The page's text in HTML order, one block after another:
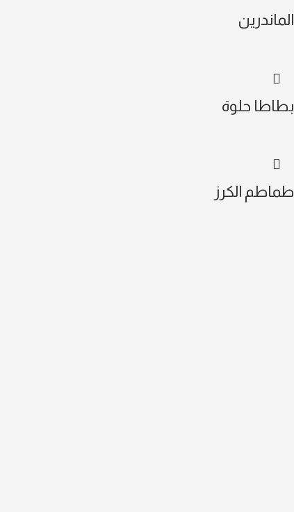
الماندرين
بطاطا حلوة
طماطم الكرز